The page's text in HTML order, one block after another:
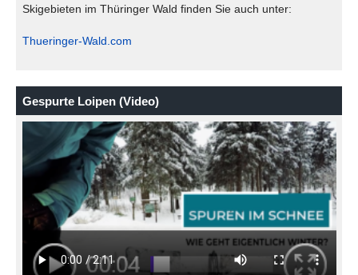
Skigebieten im Thüringer Wald finden Sie auch unter:
Thueringer-Wald.com
Gespurte Loipen (Video)